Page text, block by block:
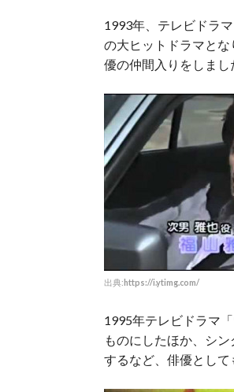
1993年、テレビドラ
の大ヒットドラマと
優の仲間入りをしまし
出典:https://i.ytimg.com/
1995年テレビドラマ
ものにしたほか、シ
するなど、俳優として